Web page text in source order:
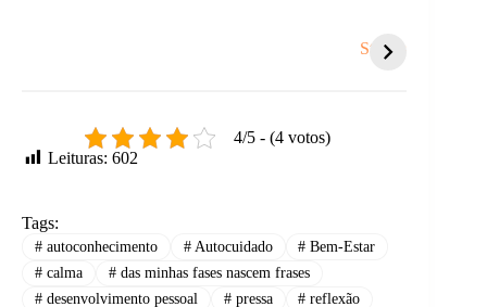
Stories
sugam energia e
4/5 - (4 votos)
Leituras: 602
Tags:
#autoconhecimento #Autocuidado # Bem-Estar
#calma #das minhas fases nascem frases
#desenvolvimento pessoal #pressa # reflexão